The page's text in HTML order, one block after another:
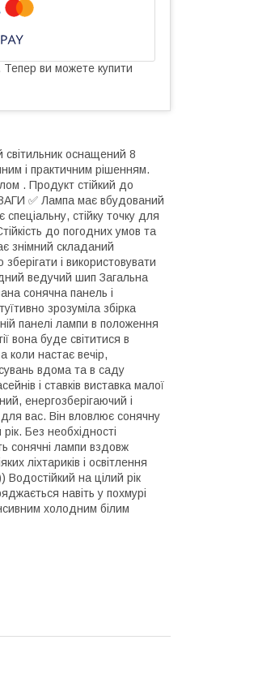
Тепер ви можете купити
оснащений 8
і практичним рішенням.
. Продукт стійкий до
✅ Лампа має вбудований
стійку точку для
до погодних умов та
знімний складаний
і використовувати
ведучий шип Загальна
сонячна панель і
зрозуміла збірка
панелі лампи в положення
вона буде світитися в
коли настає вечір,
вдома та в саду
і ставків виставка малої
енергозберігаючий і
вас. Він вловлює сонячну
Без необхідності
сонячні лампи вздовж
ліхтариків і освітлення
Водостійкий на цілий рік
навіть у похмурі
холодним білим